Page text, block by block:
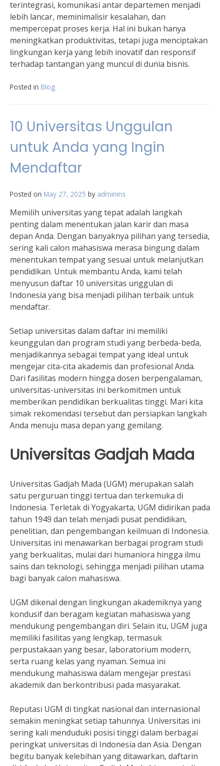
terintegrasi, komunikasi antar departemen menjadi
lebih lancar, meminimalisir kesalahan, dan
mempercepat proses kerja. Hal ini bukan hanya
meningkatkan produktivitas, tetapi juga menciptakan
lingkungan kerja yang lebih inovatif dan responsif
terhadap tantangan yang muncul di dunia bisnis.
Posted in Blog
10 Universitas Unggulan
untuk Anda yang Ingin
Mendaftar
Posted on May 27, 2025 by adminins
Memilih universitas yang tepat adalah langkah
penting dalam menentukan jalan karir dan masa
depan Anda. Dengan banyaknya pilihan yang tersedia,
sering kali calon mahasiswa merasa bingung dalam
menentukan tempat yang sesuai untuk melanjutkan
pendidikan. Untuk membantu Anda, kami telah
menyusun daftar 10 universitas unggulan di
Indonesia yang bisa menjadi pilihan terbaik untuk
mendaftar.
Setiap universitas dalam daftar ini memiliki
keunggulan dan program studi yang berbeda-beda,
menjadikannya sebagai tempat yang ideal untuk
mengejar cita-cita akademis dan profesional Anda.
Dari fasilitas modern hingga dosen berpengalaman,
universitas-universitas ini berkomitmen untuk
memberikan pendidikan berkualitas tinggi. Mari kita
simak rekomendasi tersebut dan persiapkan langkah
Anda menuju masa depan yang gemilang.
Universitas Gadjah Mada
Universitas Gadjah Mada (UGM) merupakan salah
satu perguruan tinggi tertua dan terkemuka di
Indonesia. Terletak di Yogyakarta, UGM didirikan pada
tahun 1949 dan telah menjadi pusat pendidikan,
penelitian, dan pengembangan keilmuan di Indonesia.
Universitas ini menawarkan berbagai program studi
yang berkualitas, mulai dari humaniora hingga ilmu
sains dan teknologi, sehingga menjadi pilihan utama
bagi banyak calon mahasiswa.
UGM dikenal dengan lingkungan akademiknya yang
kondusif dan beragam kegiatan mahasiswa yang
mendukung pengembangan diri. Selain itu, UGM juga
memiliki fasilitas yang lengkap, termasuk
perpustakaan yang besar, laboratorium modern,
serta ruang kelas yang nyaman. Semua ini
mendukung mahasiswa dalam mengejar prestasi
akademik dan berkontribusi pada masyarakat.
Reputasi UGM di tingkat nasional dan internasional
semakin meningkat setiap tahunnya. Universitas ini
sering kali menduduki posisi tinggi dalam berbagai
peringkat universitas di Indonesia dan Asia. Dengan
begitu banyak kelebihan yang ditawarkan, daftarin